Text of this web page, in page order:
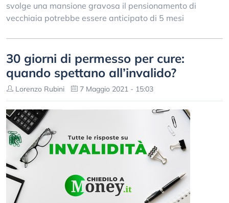
svolge una mansione gravosa il pensionamento di
vecchiaia potrebbe essere anticipato di 5 mesi
30 giorni di permesso per cure:
quando spettano all’invalido?
Lorenzo Rubini 7 Maggio 2021 - 15:03